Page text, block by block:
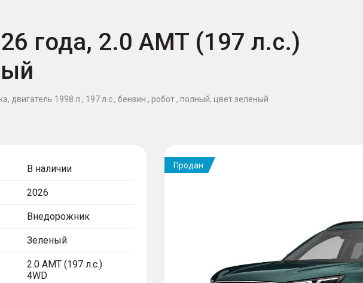
года, 2.0 AMT (197 л.с.)
двигатель 1998 л., 197 л.с., бензин , робот , полный, цвет зеленый
В наличии
2026
Внедорожник
Зеленый
2.0 AMT (197 л.с.)
4WD
Продан